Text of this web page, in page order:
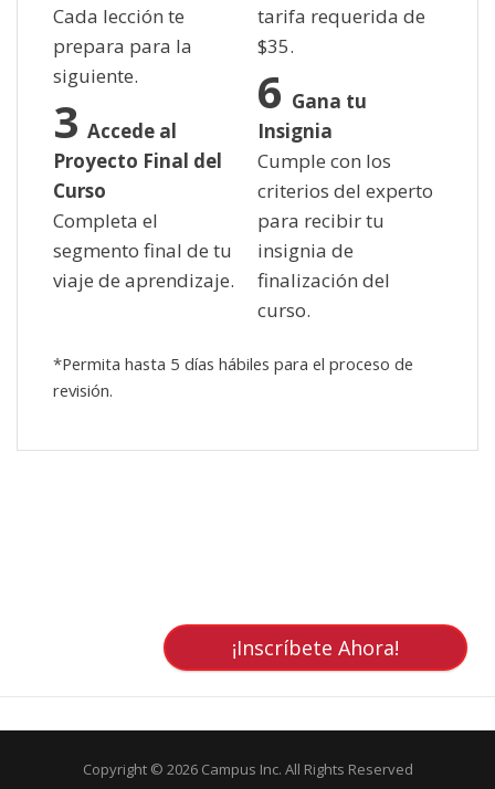
Cada lección te
prepara para la
siguiente.
Accede al
Proyecto Final del
Curso
Completa el
segmento final de tu
viaje de aprendizaje.
tarifa requerida de
$35.
Gana tu
Insignia
Cumple con los
criterios del experto
para recibir tu
insignia de
finalización del
curso.
*Permita hasta 5 días hábiles para el proceso de
revisión.
¡Inscríbete Ahora!
Copyright © 2026 Campus Inc. All Rights Reserved